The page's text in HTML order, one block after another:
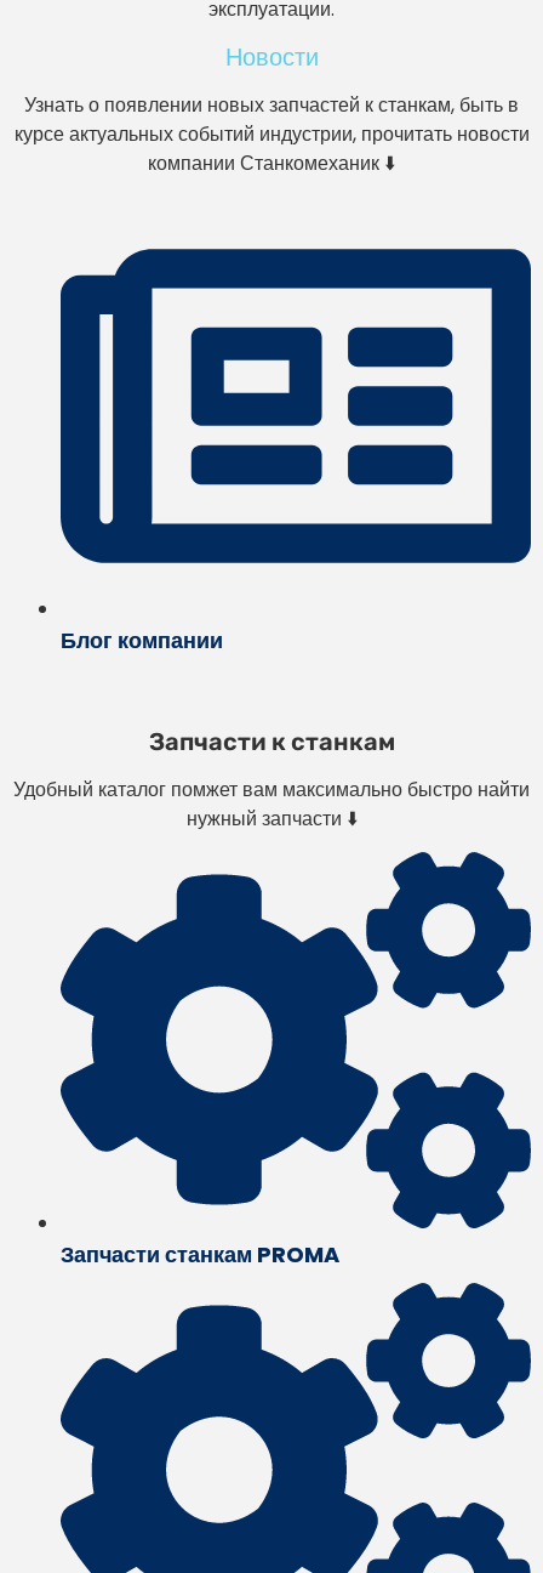
эксплуатации.
Новости
Узнать о появлении новых запчастей к станкам, быть в
курсе актуальных событий индустрии, прочитать новости
компании Станкомеханик ⬇️
Блог компании
Запчасти к станкам
Удобный каталог помжет вам максимально быстро найти
нужный запчасти ⬇️
Запчасти станкам PROMA